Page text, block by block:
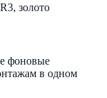
фоновые
в одном